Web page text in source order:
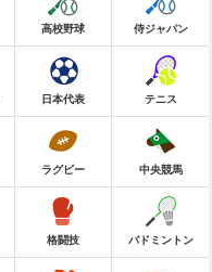
高校野球 侍ジャパン
日本代表 テニス
ラグビー 中央競馬
格闘技 バドミントン